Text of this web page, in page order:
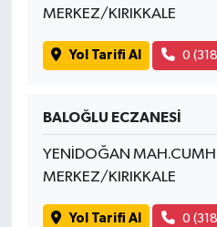
MERKEZ/KIRIKKALE
Yol Tarifi Al 0
BALOĞLU ECZANESİ
YENİDOĞAN
MERKEZ/KIRIKKALE
Yol Tarifi Al 0